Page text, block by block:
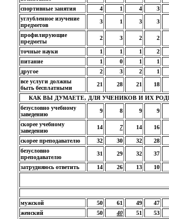
спортивные занятия
4 1 4 3
углубленное изучение
предметов
3 1 3 3
профилирующие
предметы
2 3 2 2
точные науки 1 1 1 2
питание
1 0 1 1
другое
2 3 2 1
все услуги должны
быть бесплатными
21 28 21 18
КАК ВЫ ДУМАЕТЕ, ДЛЯ УЧЕНИКОВ И ИХ
безусловно учебному
заведению
9 8 9 9
скорее учебному
заведению
14 7 14 16
скорее преподавателю 32 30 32 28
безусловно
преподавателю
31 29 32 37
затрудняюсь ответить 14 26 13 10
мужской 50 61 49 47
женский
50 40 51 53